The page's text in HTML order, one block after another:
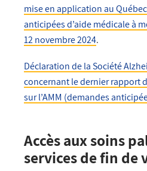
mise en application au
anticipées d’aide médicale à
12 novembre 2024.
Déclaration de la Société
concernant le dernier rapport
sur l’AMM (demandes
Accès aux soins
services de fin de